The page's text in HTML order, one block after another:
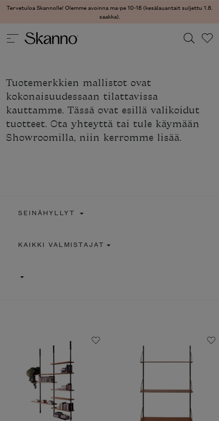
Tervetuloa Skannolle! Olemme avoinna ma-pe 10-18 (kesälauantait suljettu 1.8.
saakka).
Type 2 or more characters for results.
Tuotemerkkien mallistot ovat
kokonaisuudessaan tilattavissa
kauttamme. Tässä ovat esillä valikoidut
tuotteet. Ota yhteyttä tai tule käymään
Showroomilla, niin kerromme lisää.
SEINÄHYLLYT
KAIKKI VALMISTAJAT